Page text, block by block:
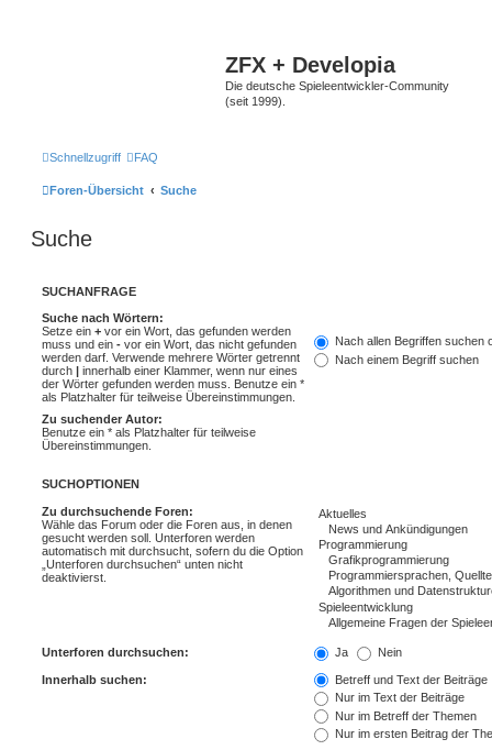
ZFX + Developia
Die deutsche Spieleentwickler-Community
(seit 1999).
Schnellzugriff FAQ
Foren-Übersicht Suche
Suche
SUCHANFRAGE
Suche nach Wörtern:
Setze ein + vor ein Wort, das gefunden werden
muss und ein - vor ein Wort, das nicht gefunden
werden darf. Verwende mehrere Wörter getrennt
durch | innerhalb einer Klammer, wenn nur eines
der Wörter gefunden werden muss. Benutze ein *
als Platzhalter für teilweise Übereinstimmungen.
Nach allen Begriffen suchen
Nach einem Begriff suchen
Zu suchender Autor:
Benutze ein * als Platzhalter für teilweise
Übereinstimmungen.
SUCHOPTIONEN
Zu durchsuchende Foren:
Wähle das Forum oder die Foren aus, in denen
gesucht werden soll. Unterforen werden
automatisch mit durchsucht, sofern du die Option
„Unterforen durchsuchen“ unten nicht
deaktivierst.
Unterforen durchsuchen: Ja Nein
Innerhalb suchen:
Betreff und Text der Beiträge
Nur im Text der Beiträge
Nur im Betreff der Themen
Nur im ersten Beitrag der